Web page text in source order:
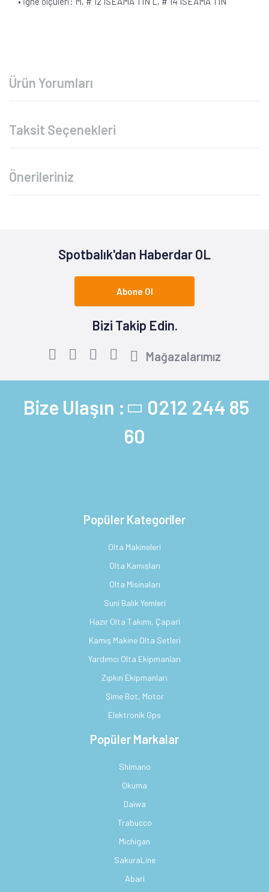
Ürün Yorumları
Taksit Seçenekleri
Önerileriniz
Spotbalık'dan Haberdar OL
Abone Ol
Bizi Takip Edin.
Mağazalarımız
Bize Ulaşın : 0212 244 85
60
Popüler Kategoriler
Olta Makineleri
Olta Kamışları
Olta Misinaları
Suni Balık Yemleri
Hazır Olta Takımı, Çapari
Kamış Makine Olta Setleri
Yardımcı Olta Ekipmanları
Zıpkın Ekipmanları
Şime Bot, Motor
Elektronik Gps
Popüler Markalar
Shimano
Okuma
Daiwa
Trabucco
Michigan
SakuraLine
Abari